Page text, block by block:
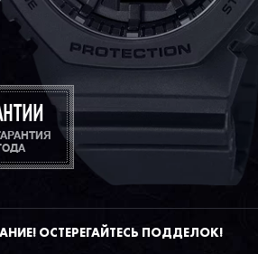
ОСТЕРЕГАЙТЕСЬ ПОДДЕЛОК!